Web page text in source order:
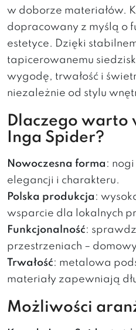
w doborze materiałów.
dopracowany z myślą o
estetyce. Dzięki
tapicerowanemu
wygodę, trwałość i
niezależnie od stylu
Dlaczego warto
Inga Spider?
Nowoczesna forma :
elegancji i charakteru.
Polska produkcja :
wsparcie dla lokalnych
Funkcjonalność:
przestrzeniach –
Trwałość: metalowa
materiały zapewniają
Możliwości